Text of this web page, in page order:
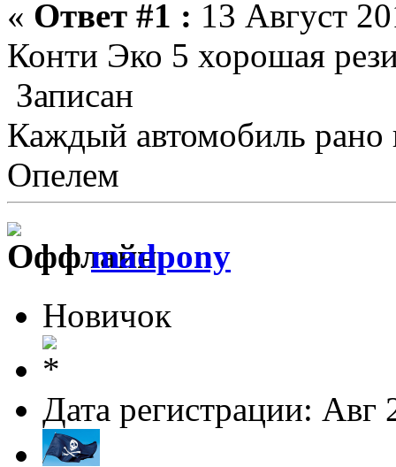
« Ответ #1 : 13 Август
Конти Эко 5 хорошая
Записан
Каждый автомобиль рано
Опелем
madpony
Новичок
Дата регистрации: Авг